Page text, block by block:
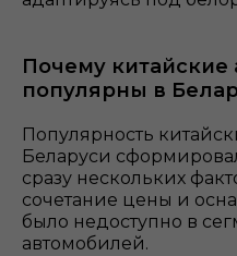
Почему китайские
популярны в
Популярность
Беларуси
сразу нескольких
сочетание цены и
было недоступно в
автомобилей.